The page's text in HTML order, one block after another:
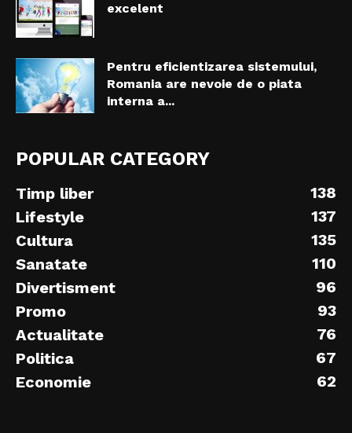
excelent
Pentru eficientizarea sistemului,
Romania are nevoie de o piata
interna a...
POPULAR CATEGORY
Timp liber
138
Lifestyle
137
Cultura
135
Sanatate
110
Divertisment
96
Promo
93
Actualitate
76
Politica
67
Economie
62